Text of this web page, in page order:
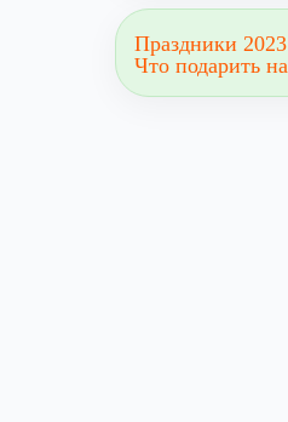
Праздники 2023
Что подарить